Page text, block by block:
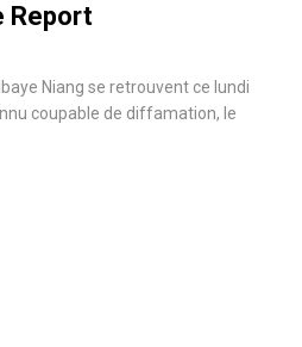
Report
Niang se retrouvent ce lundi
coupable de diffamation, le